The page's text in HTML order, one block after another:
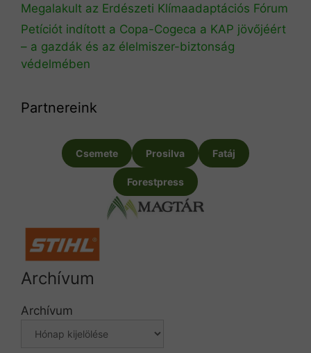
Megalakult az Erdészeti Klímaadaptációs Fórum
Petíciót indított a Copa-Cogeca a KAP jövőjéért
– a gazdák és az élelmiszer-biztonság
védelmében
Partnereink
Csemete Prosilva Fatáj
Forestpress
Archívum
Archívum